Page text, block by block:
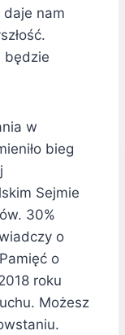
daje nam
będzie
w
bieg
Sejmie
30%
o
o
roku
Możesz